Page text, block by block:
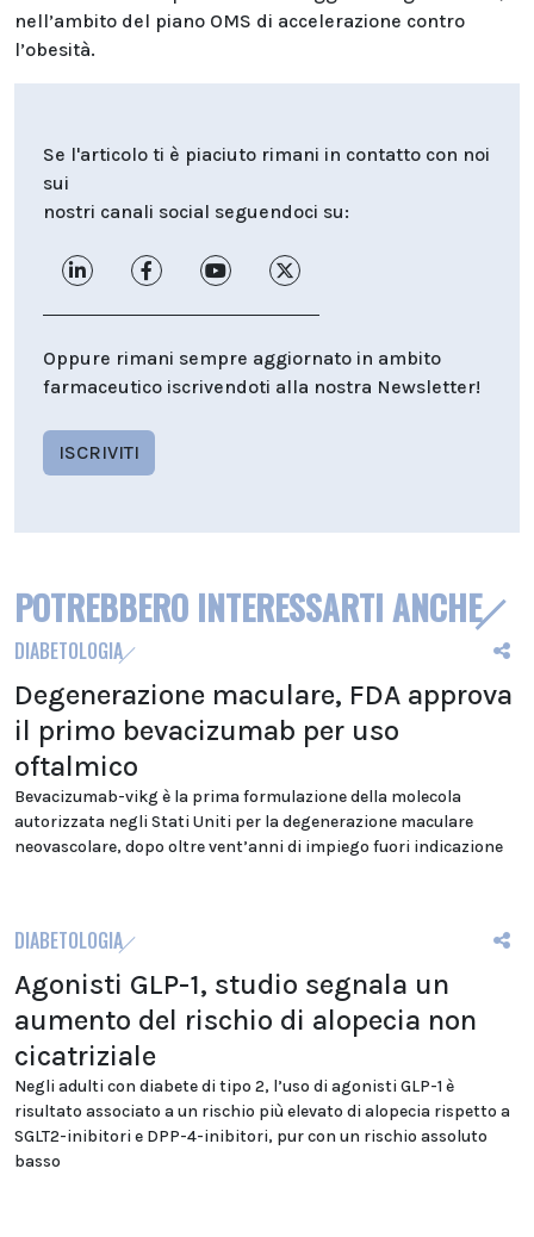
nell’ambito del piano OMS di accelerazione contro
l’obesità.
Se l'articolo ti è piaciuto rimani in contatto con noi
sui
nostri canali social seguendoci su:
Oppure rimani sempre aggiornato in ambito
farmaceutico iscrivendoti alla nostra Newsletter!
ISCRIVITI
POTREBBERO INTERESSARTI ANCHE
DIABETOLOGIA
Degenerazione maculare, FDA approva
il primo bevacizumab per uso
oftalmico
Bevacizumab-vikg è la prima formulazione della molecola
autorizzata negli Stati Uniti per la degenerazione maculare
neovascolare, dopo oltre vent’anni di impiego fuori indicazione
DIABETOLOGIA
Agonisti GLP-1, studio segnala un
aumento del rischio di alopecia non
cicatriziale
Negli adulti con diabete di tipo 2, l’uso di agonisti GLP-1 è
risultato associato a un rischio più elevato di alopecia rispetto a
SGLT2-inibitori e DPP-4-inibitori, pur con un rischio assoluto
basso